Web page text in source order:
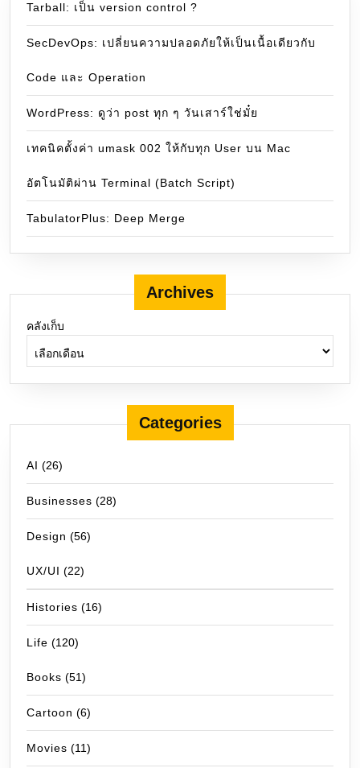
Tarball: เป็น version control ?
SecDevOps: เปลี่ยนความปลอดภัยให้เป็นเนื้อเดียวกับ
Code และ Operation
WordPress: ดูว่า post ทุก ๆ วันเสาร์ใช่มั๋ย
เทคนิคตั้งค่า umask 002 ให้กับทุก User บน Mac
อัตโนมัติผ่าน Terminal (Batch Script)
TabulatorPlus: Deep Merge
Archives
คลังเก็บ
Categories
AI (26)
Businesses (28)
Design (56)
UX/UI (22)
Histories (16)
Life (120)
Books (51)
Cartoon (6)
Movies (11)